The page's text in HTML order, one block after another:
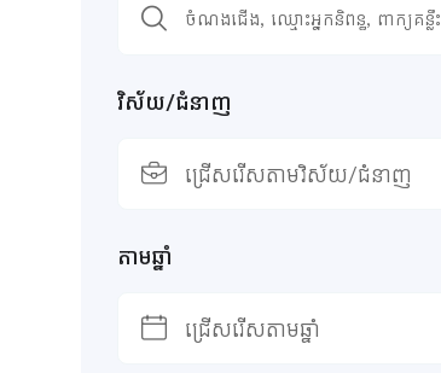
វិស័យ/ជំនាញ
ជ្រើសរើសតាមវិស័យ/ជំនាញ
តាមឆ្នាំ
ជ្រើសរើសតាមឆ្នាំ